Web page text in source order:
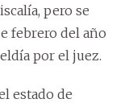
pero se
febrero del año
por el juez.
estado de